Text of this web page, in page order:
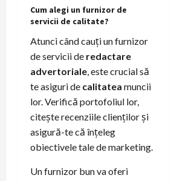
Cum alegi un furnizor de
servicii de calitate?
Atunci când cauți un furnizor
de servicii de redactare
advertoriale, este crucial să
te asiguri de calitatea muncii
lor. Verifică portofoliul lor,
citește recenziile clienților și
asigură-te că înțeleg
obiectivele tale de marketing.
Un furnizor bun va oferi